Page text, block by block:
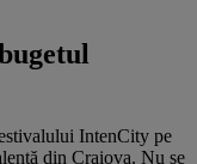
IntenCity pe
din Craiova. Nu se